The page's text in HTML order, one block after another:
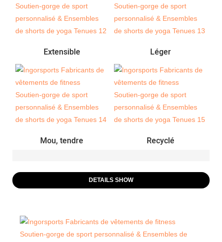
Extensible Léger
Mou, tendre Recyclé
DETAILS SHOW